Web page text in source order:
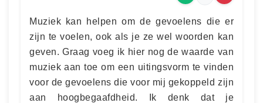
Muziek kan helpen om de gevoelens die er
zijn te voelen, ook als je ze wel woorden kan
geven. Graag voeg ik hier nog de waarde van
muziek aan toe om een uitingsvorm te vinden
voor de gevoelens die voor mij gekoppeld zijn
aan hoogbegaafdheid. Ik denk dat je